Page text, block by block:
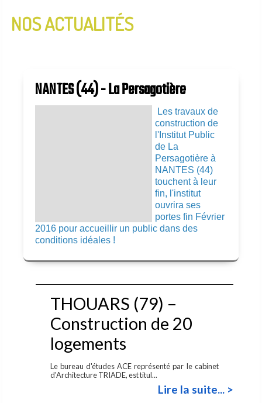
InfoLettre N°2 - Janvier 2020
NOS ACTUALITÉS
NANTES (44) - La Persagotière
Les travaux de
construction de
l'Institut Public
de La
Persagotière à
NANTES (44)
touchent à leur
fin, l'institut
ouvrira ses
portes fin Février
2016 pour accueillir un public dans des
conditions idéales !
THOUARS (79) –
Construction de 20
logements
Le bureau d'études ACE représenté par le cabinet
d'Architecture TRIADE, est titul...
Lire la suite... >